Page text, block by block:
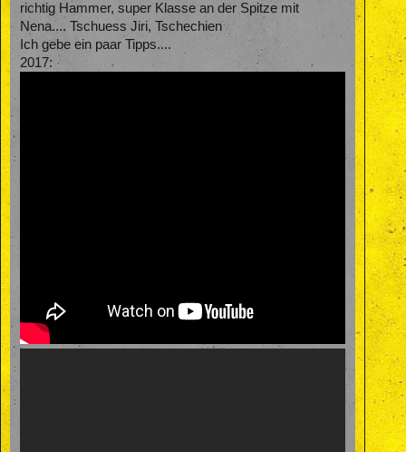
richtig Hammer, super Klasse an der Spitze mit
Nena.... Tschuess Jiri, Tschechien
Ich gebe ein paar Tipps....
2017: